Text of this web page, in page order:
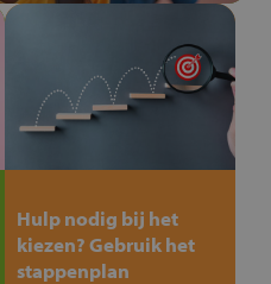
Hulp nodig bij het
kiezen? Gebruik het
stappenplan